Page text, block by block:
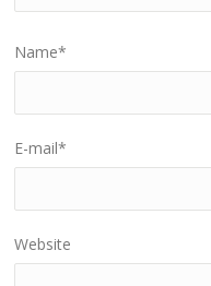
Name*
E-mail*
Website